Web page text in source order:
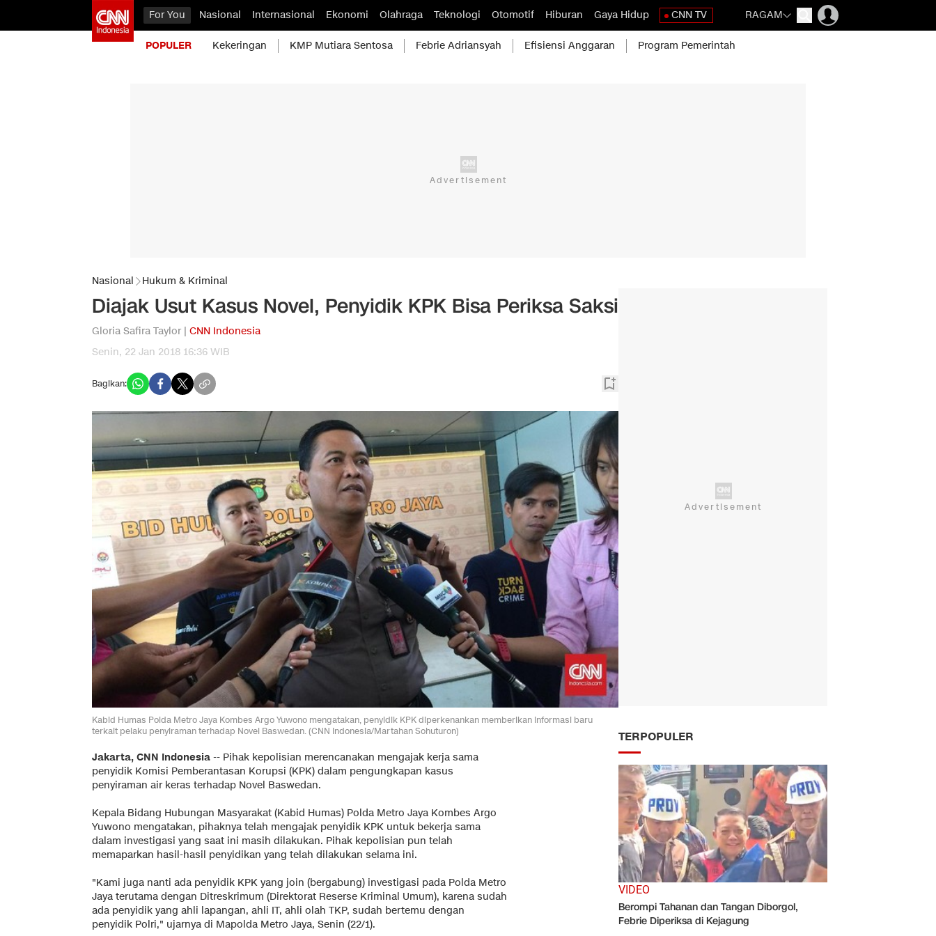
For You Nasional Internasional Ekonomi Olahraga Teknologi Otomotif Hiburan Gaya Hidup CNN TV RAGAM
POPULER Kekeringan KMP Mutiara Sentosa Febrie Adriansyah Efisiensi Anggaran Program Pemerintah
Nasional Hukum & Kriminal
Diajak Usut Kasus Novel, Penyidik KPK Bisa Periksa Saksi
Gloria Safira Taylor | CNN Indonesia
Senin, 22 Jan 2018 16:36 WIB
Bagikan:
Kabid Humas Polda Metro Jaya Kombes Argo Yuwono mengatakan, penyidik KPK diperkenankan memberikan informasi baru
terkait pelaku penyiraman terhadap Novel Baswedan. (CNN Indonesia/Martahan Sohuturon)
Jakarta, CNN Indonesia -- Pihak kepolisian merencanakan mengajak kerja sama
penyidik Komisi Pemberantasan Korupsi (KPK) dalam pengungkapan kasus
penyiraman air keras terhadap Novel Baswedan.
Kepala Bidang Hubungan Masyarakat (Kabid Humas) Polda Metro Jaya Kombes Argo
Yuwono mengatakan, pihaknya telah mengajak penyidik KPK untuk bekerja sama
dalam investigasi yang saat ini masih dilakukan. Pihak kepolisian pun telah
memaparkan hasil-hasil penyidikan yang telah dilakukan selama ini.
"Kami juga nanti ada penyidik KPK yang join (bergabung) investigasi pada Polda Metro
Jaya terutama dengan Ditreskrimum (Direktorat Reserse Kriminal Umum), karena sudah
ada penyidik yang ahli lapangan, ahli IT, ahli olah TKP, sudah bertemu dengan
penyidik Polri," ujarnya di Mapolda Metro Jaya, Senin (22/1).
TERPOPULER
VIDEO
Berompi Tahanan dan Tangan Diborgol,
Febrie Diperiksa di Kejagung